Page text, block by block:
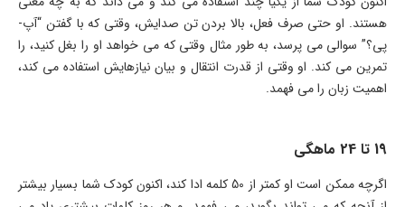
هستند. او حتی صرف فعل، بالا بردن تن صدایش، وقتی که با گفتن “آپ-
پی؟” سوالی می پرسد، به طور مثال وقتی که می خواهد او را بغل کنید، را
تمرین می کند. او وقتی از قدرت انتقال و بیان نیازهایش استفاده می کند،
اهمیت زبان را می فهمد.
19 تا 24 ماهگی
اگرچه ممکن است او کمتر از 50 کلمه ادا کند، اکنون کودک شما بسیار بیشتر